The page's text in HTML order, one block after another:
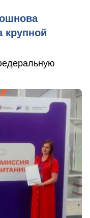
крупной